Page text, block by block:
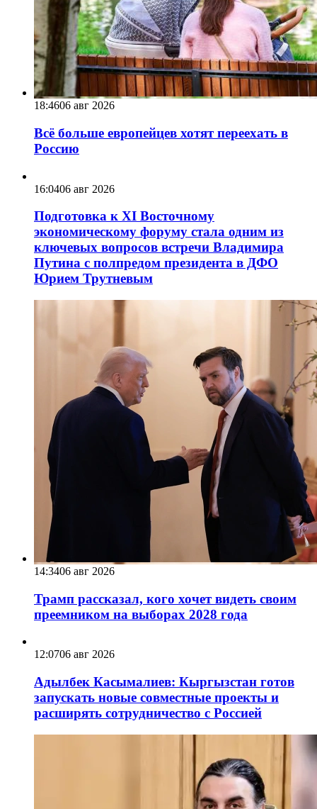
18:4606 авг 2026
Всё больше европейцев хотят переехать в
Россию
16:0406 авг 2026
Подготовка к XI Восточному
экономическому форуму стала одним из
ключевых вопросов встречи Владимира
Путина с полпредом президента в ДФО
Юрием Трутневым
14:3406 авг 2026
Трамп рассказал, кого хочет видеть своим
преемником на выборах 2028 года
12:0706 авг 2026
Адылбек Касымалиев: Кыргызстан готов
запускать новые совместные проекты и
расширять сотрудничество с Россией